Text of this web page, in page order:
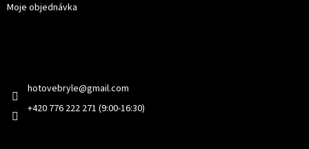
Moje objednávka
hotovebryle@gmail.com
+420 776 222 271 (9:00-16:30)